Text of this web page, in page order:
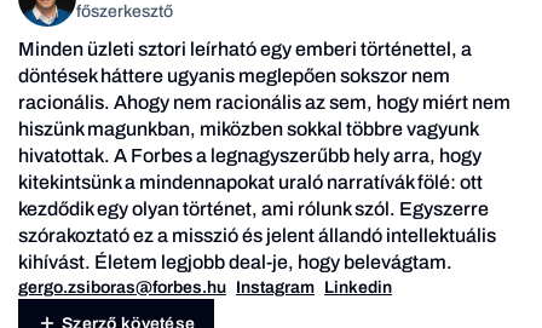
főszerkesztő
Minden üzleti sztori leírható egy emberi történettel, a
döntések háttere ugyanis meglepően sokszor nem
racionális. Ahogy nem racionális az sem, hogy miért nem
hiszünk magunkban, miközben sokkal többre vagyunk
hivatottak. A Forbes a legnagyszerűbb hely arra, hogy
kitekintsünk a mindennapokat uraló narratívák fölé: ott
kezdődik egy olyan történet, ami rólunk szól. Egyszerre
szórakoztató ez a misszió és jelent állandó intellektuális
kihívást. Életem legjobb deal-je, hogy belevágtam.
gergo.zsiboras@forbes.hu Instagram Linkedin
Szerző követése